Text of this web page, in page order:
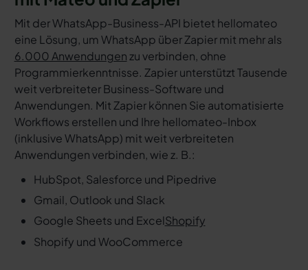
Mit der WhatsApp-Business-API bietet hellomateo
eine Lösung, um WhatsApp über Zapier mit mehr als
6.000 Anwendungenzu verbinden, ohne
Programmierkenntnisse. Zapier unterstützt Tausende
weit verbreiteter Business-Software und
Anwendungen. Mit Zapier können Sie automatisierte
Workflows erstellen und Ihre hellomateo-Inbox
(inklusive WhatsApp) mit weit verbreiteten
Anwendungen verbinden, wie z. B.:
HubSpot, Salesforce und Pipedrive
Gmail, Outlook und Slack
Google Sheets und ExcelShopify
Shopify und WooCommerce